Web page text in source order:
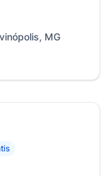
MG